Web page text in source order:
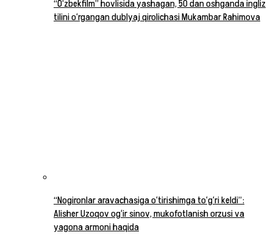
“O‘zbekfilm” hovlisida yashagan, 50 dan oshganda ingliz
tilini o‘rgangan dublyaj qirolichasi Mukambar Rahimova
“Nogironlar aravachasiga o‘tirishimga to‘g‘ri keldi”:
Alisher Uzoqov og‘ir sinov, mukofotlanish orzusi va
yagona armoni haqida